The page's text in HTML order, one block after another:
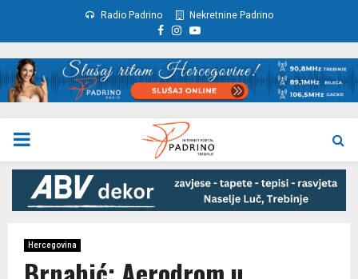
Radio Padrino Nekretnine Padrino
Facebook
Instagram
Youtube
PRIMARY
MENU
Hercegovina